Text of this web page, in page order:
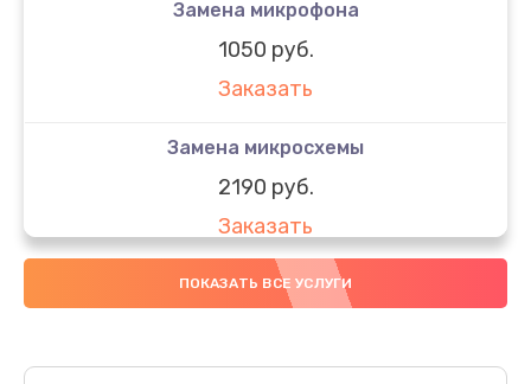
Замена микрофона
1050 руб.
Заказать
Замена микросхемы
2190 руб.
Заказать
Замена передней камеры
Заказать
ПОКАЗАТЬ ВСЕ УСЛУГИ